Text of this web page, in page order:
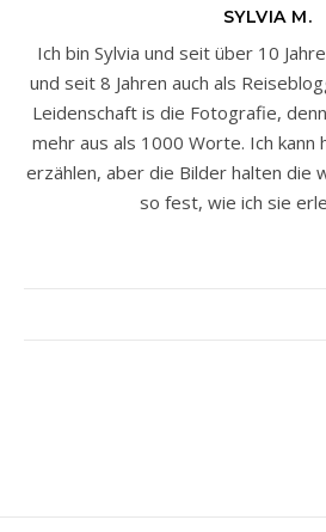
SYLVIA M.
Ich bin Sylvia und seit über 10
und seit 8 Jahren auch als
Leidenschaft is die Fotografie,
mehr aus als 1000 Worte. Ich kann
erzählen, aber die Bilder halten die
so fest, wie ich sie